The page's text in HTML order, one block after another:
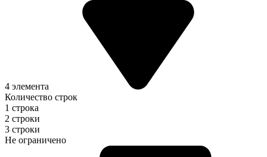
4 элемента
Количество строк
1 строка
2 строки
3 строки
Не ограничено